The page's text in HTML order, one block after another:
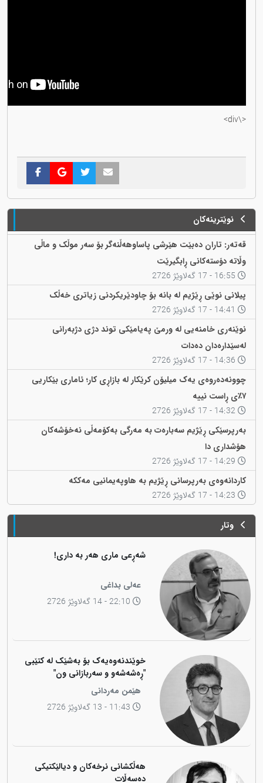
<\div>
نوێترینەکان
قەتەر: تاران دەبێت هێرشی پاساوهەڵنەگر بۆ سەر موڵک و ماڵی
وڵاتە دۆستەکانی ڕابگیرێت
پیلانی نوێی ڕێژیم لە بانە بۆ چاودێریکردنی زیاتری خەڵک
نوێنەری خامنەیی لە ورمێ پەیامێکی توند دژی دژبەرانی
لەسێدارەدان دەدات
چوونەدەروەی یەک میلیۆن کرێکار لە بازاڕی کار؛ ئاماری بێکاریی
٧٪ی ڕاست نییە
بەرپرسێکی ڕێژیم سەبارەت بە مەرگی بەکۆمەڵی نەخۆشەکان
هۆشداری دا
کاردانەوەی بەرپرسانی ڕێژیم بە هاوپەیمانیی مەککە
وتار
شەڕعی ماری هەر بە داری!
عەلی بداغی
خوێندنەوەیەک بۆ بەشێک لە کتێبی
"ڕەشەشەو و سەربازانی ون"
هێمن مەردانی
هەڵکشانی نرخەکان و دیالێکتیکی
دەسەڵات